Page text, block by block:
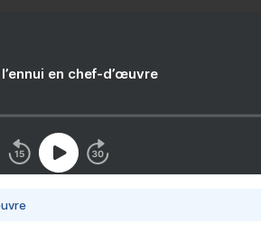
en chef-d’œuvre